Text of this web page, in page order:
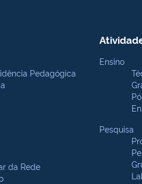
Pedagógica
da Rede
Ensino
Pesquisa